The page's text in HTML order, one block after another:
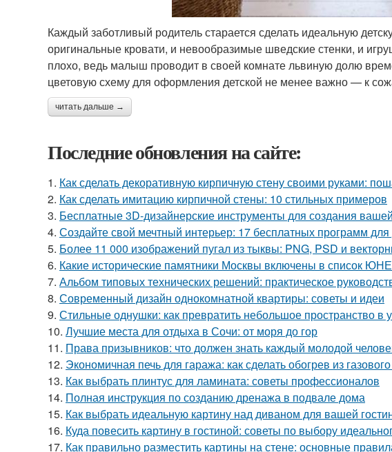
Каждый заботливый родитель старается сделать идеальную
оригинальные кровати, и невообразимые шведские стенки, и
плохо, ведь малыш проводит в своей комнате львиную долю
цветовую схему для оформления детской не менее важно — к
читать дальше →
Последние обновления на сайте:
1. Как сделать декоративную кирпичную стену своими руками:
2. Как сделать имитацию кирпичной стены: 10 стильных примеров
3. Бесплатные 3D-дизайнерские инструменты для создания
4. Создайте свой мечтный интерьер: 17 бесплатных программ
5. Более 11 000 изображений пугал из тыквы: PNG, PSD и
6. Какие исторические памятники Москвы включены в список
7. Альбом типовых технических решений: практическое
8. Современный дизайн однокомнатной квартиры: советы и идеи
9. Стильные однушки: как превратить небольшое пространство в
10. Лучшие места для отдыха в Сочи: от моря до гор
11. Права призывников: что должен знать каждый молодой
12. Экономичная печь для гаража: как сделать обогрев из
13. Как выбрать плинтус для ламината: советы профессионалов
14. Полная инструкция по созданию дренажа в подвале дома
15. Как выбрать идеальную картину над диваном для вашей
16. Куда повесить картину в гостиной: советы по выбору
17. Как правильно разместить картины на стене: основные